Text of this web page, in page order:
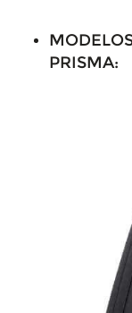
PRISMA: